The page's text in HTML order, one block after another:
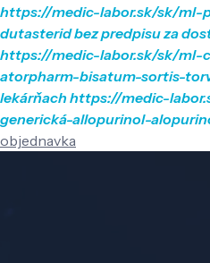
https://medic-labor.sk/sk/ml-
dutasterid bez predpisu za
https://medic-labor.sk/sk/ml-
atorpharm-bisatum-sortis-
lekárňachhttps://medic-
generická-allopurinol-
objednavka